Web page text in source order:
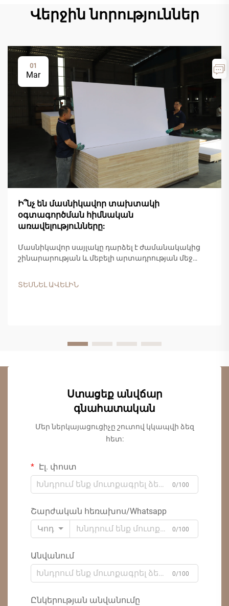
Վերջին նորություններ
01
Mar
Ի՞նչ են մասնիկավոր տախտակի
օգտագործման հիմնական
առավելությունները:
Մասնիկավոր սայլակը դարձել է ժամանակակից
շինարարության և մեբելի արտադրության մեջ
ճարտարապետական փայտե արտադրանքներից
մեկը: Այս բաղադրյալ նյութը, որը պատրաստված է
ՏԵՍՆԵԼ ԱՎԵԼԻՆ
Ստացեք անվճար
գնահատական
Մեր ներկայացուցիչը շուտով կկապվի ձեզ
հետ:
Էլ. փոստ
0/100
Շարժական հեռախոս/Whatsapp
Կոդ
0/100
Անվանում
0/100
Ընկերության անվանումը